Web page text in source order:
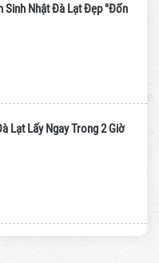
Sinh Nhật Đà Lạt Đẹp "Đốn
Lạt Lấy Ngay Trong 2 Giờ